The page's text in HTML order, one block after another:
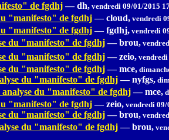
de fgdhj — dh, vendredi 09/01/2015
"manifesto" de fgdhj — cloud, vendredi
"manifesto" de fgdhj — fgdhj, vendredi
du "manifesto" de fgdhj — brou,
du "manifesto" de fgdhj — zeio,
du "manifesto" de fgdhj — mce,
du "manifesto" de fgdhj — nyfgs,
analyse du "manifesto" de fgdhj — mce,
"manifesto" de fgdhj — zeio, vendredi
du "manifesto" de fgdhj — brou,
du "manifesto" de fgdhj — brou,